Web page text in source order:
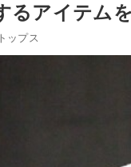
るアイテム
トップス